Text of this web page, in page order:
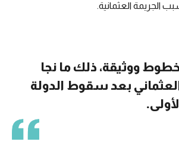
الجريمة العثمانية.
مخطوط ووثيقة، ذلك ما نجا
بعد سقوط الدولة